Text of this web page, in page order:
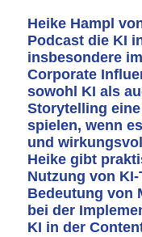
Heike Hampl
Podcast die KI
insbesondere
Corporate
sowohl KI als
Storytelling
spielen, wenn
und
Heike gibt
Nutzung von
Bedeutung von
bei der
KI in der